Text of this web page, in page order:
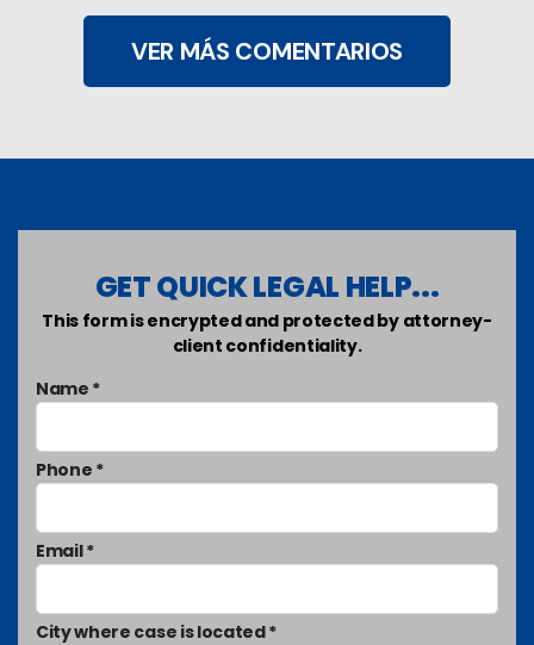
VER MÁS COMENTARIOS
GET QUICK LEGAL HELP...
This form is encrypted and protected by attorney-
client confidentiality.
Name *
Phone *
Email *
City where case is located *